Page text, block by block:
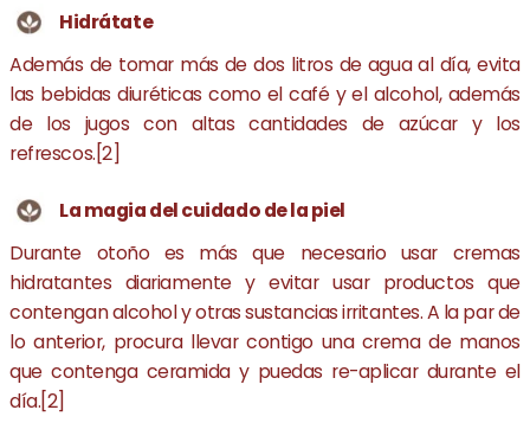
Hidrátate
Además de tomar más de dos litros de agua al día, evita
las bebidas diuréticas como el café y el alcohol, además
de los jugos con altas cantidades de azúcar y los
refrescos.[2]
La magia del cuidado de la piel
Durante otoño es más que necesario usar cremas
hidratantes diariamente y evitar usar productos que
contengan alcohol y otras sustancias irritantes. A la par de
lo anterior, procura llevar contigo una crema de manos
que contenga ceramida y puedas re-aplicar durante el
día.[2]